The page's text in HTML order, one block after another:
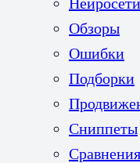
Обзоры
Ошибки
Подборки
Сниппеты
Сравнения